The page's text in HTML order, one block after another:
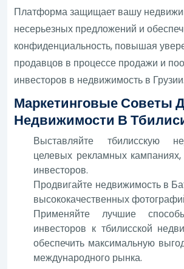
Платформа защищает вашу
несерьезных предложений и
конфиденциальность, повышая
продавцов в процессе продажи и
инвесторов в недвижимость в Грузии.
Маркетинговые Советы
Недвижимости В
Выставляйте тбилисскую
целевых рекламных
инвесторов.
Продвигайте недвижимость в
высококачественных
Применяйте лучшие
инвесторов к тбилисской
обеспечить максимальную
международного рынка.